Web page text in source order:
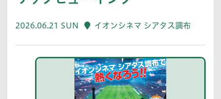
2026.06.21 SUN イオンシネマ シアタス調布